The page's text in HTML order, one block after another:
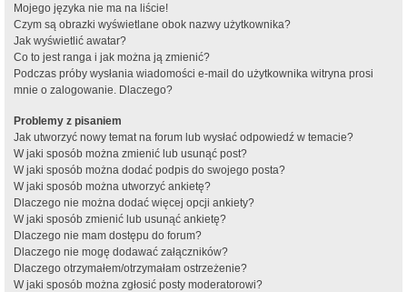
Mojego języka nie ma na liście!
Czym są obrazki wyświetlane obok nazwy użytkownika?
Jak wyświetlić awatar?
Co to jest ranga i jak można ją zmienić?
Podczas próby wysłania wiadomości e-mail do użytkownika witryna prosi
mnie o zalogowanie. Dlaczego?
Problemy z pisaniem
Jak utworzyć nowy temat na forum lub wysłać odpowiedź w temacie?
W jaki sposób można zmienić lub usunąć post?
W jaki sposób można dodać podpis do swojego posta?
W jaki sposób można utworzyć ankietę?
Dlaczego nie można dodać więcej opcji ankiety?
W jaki sposób zmienić lub usunąć ankietę?
Dlaczego nie mam dostępu do forum?
Dlaczego nie mogę dodawać załączników?
Dlaczego otrzymałem/otrzymałam ostrzeżenie?
W jaki sposób można zgłosić posty moderatorowi?